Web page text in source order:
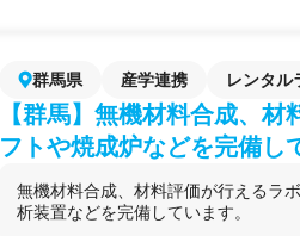
・糖鎖分析（HPLC・
・生物有機化学実験
・生化学実験（遠心・
・糖タンパク質品質管理
・グリコサイエンス関
・リアルタイムPCR解析
・粒子サイズ・ゼータ
群馬県 産学連携 レンタル
【群馬】無機材料合成、
フトや焼成炉などを完備し
無機材料合成、材料評価が行えるラ
析装置などを完備しています。